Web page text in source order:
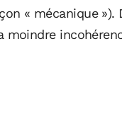
« mécanique
moindre